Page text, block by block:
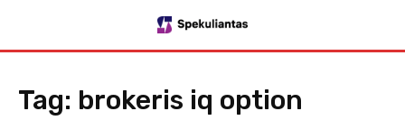
Tag: brokeris iq option